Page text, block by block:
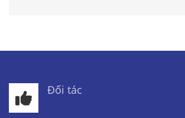
Đối tác